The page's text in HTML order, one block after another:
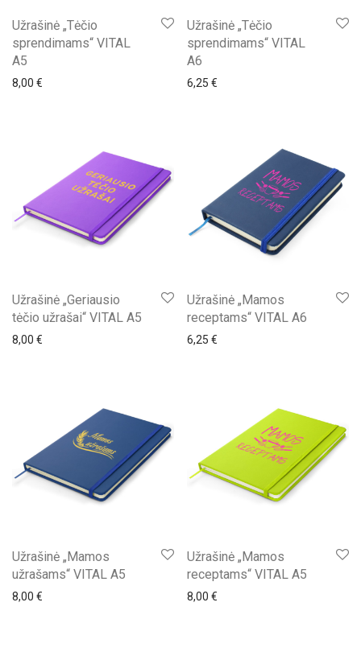
Užrašinė „Tėčio
sprendimams“ VITAL
A5
8,00 €
Užrašinė „Tėčio
sprendimams“ VITAL
A6
6,25 €
Užrašinė „Geriausio
tėčio užrašai“ VITAL A5
8,00 €
Užrašinė „Mamos
receptams“ VITAL A6
6,25 €
Užrašinė „Mamos
užrašams“ VITAL A5
8,00 €
Užrašinė „Mamos
receptams“ VITAL A5
8,00 €